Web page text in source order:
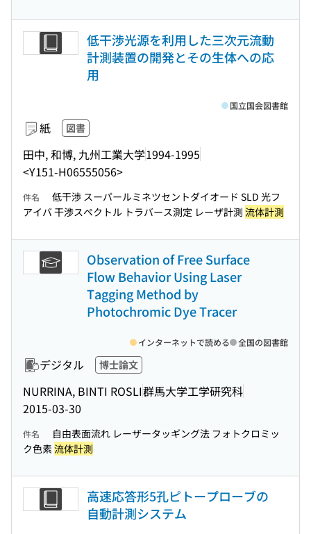
低干渉光源を利用した三次元流動
計測装置の開発とその生体への応
用
紙 図書
田中, 和博, 九州工業大学1994-1995
<Y151-H06555056>
国立国会図書館
件名
低干渉 スーパールミネツセントダイオード SLD 光フ
アイバ 干渉スペクトル トラバース測定 レーザ計測 流体計測
Observation of Free Surface
Flow Behavior Using Laser
Tagging Method by
Photochromic Dye Tracer
デジタル 博士論文
NURRINA, BINTI ROSLI群馬大学工学研究科
2015-03-30
インターネットで読める 全国の図書館
件名
自由表面流れ レーザータッギング法 フォトクロミッ
ク色素 流体計測
高速応答形5孔ピトープローブの
自動計測システム